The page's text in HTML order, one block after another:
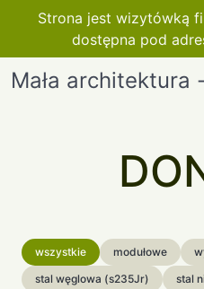
Strona jest wizytówką
dostępna pod
Mała architektura
wszystkie modułowe
stal węglowa (s235Jr)
stal